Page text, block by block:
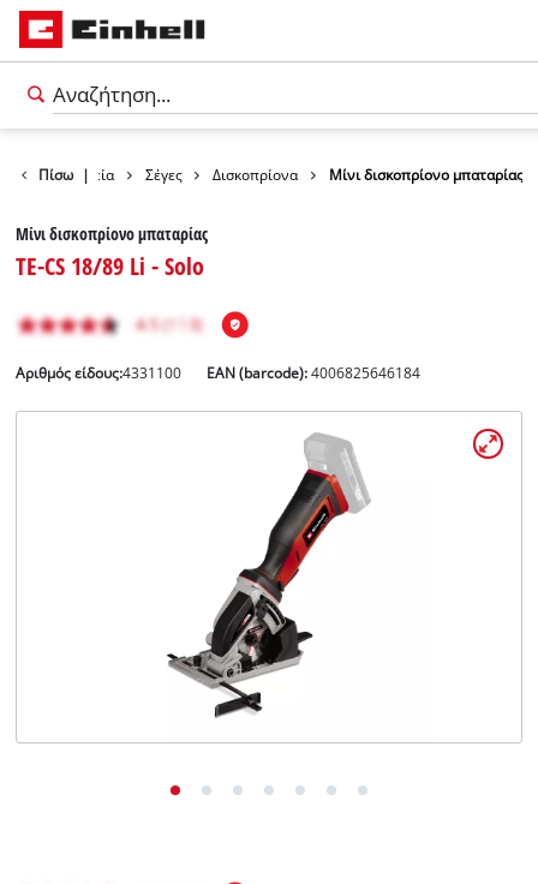
Πίσω |
Εργαλεία Σέγες Δισκοπρίονα Μίνι δισκοπρίονο μπαταρίας
Μίνι δισκοπρίονο μπαταρίας
TE-CS 18/89 Li - Solo
Αριθμός είδους:4331100 EAN (barcode):4006825646184